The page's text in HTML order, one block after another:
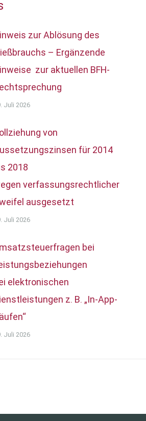
zur Ablösung des
– Ergänzende
zur aktuellen BFH-
Juli 2026
von
für 2014
2018
verfassungsrechtlicher
ausgesetzt
Juli 2026
bei
elektronischen
z. B. „In-App-
Juli 2026